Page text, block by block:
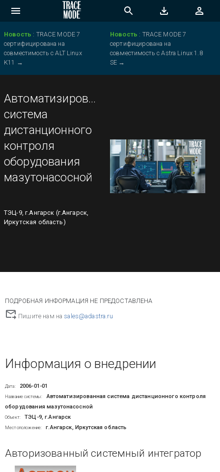
Новость : TRACE MODE 7
сертифицирована на
совместимость с ALT Linux
K11 →
Новость : TRACE MODE 7
сертифицирована на
совместимость с Astra Linux 1.8
SE →
Автоматизированная
система
дистанционного
контроля
оборудования
мазутонасосной
ТЭЦ-9, г.Ангарск (г.Ангарск,
Иркутская область)
ПОДРОБНАЯ ИНФОРМАЦИЯ НЕ ПРЕДОСТАВЛЕНА
Пишите нам на sales@adastra.ru
Информация о внедрении
Дата: 2006-01-01
Название системы:
Автоматизированная система дистанционного контроля
оборудования мазутонасосной
Объект: ТЭЦ-9, г.Ангарск
Местоположение: г.Ангарск, Иркутская область
Авторизованный системный интегратор